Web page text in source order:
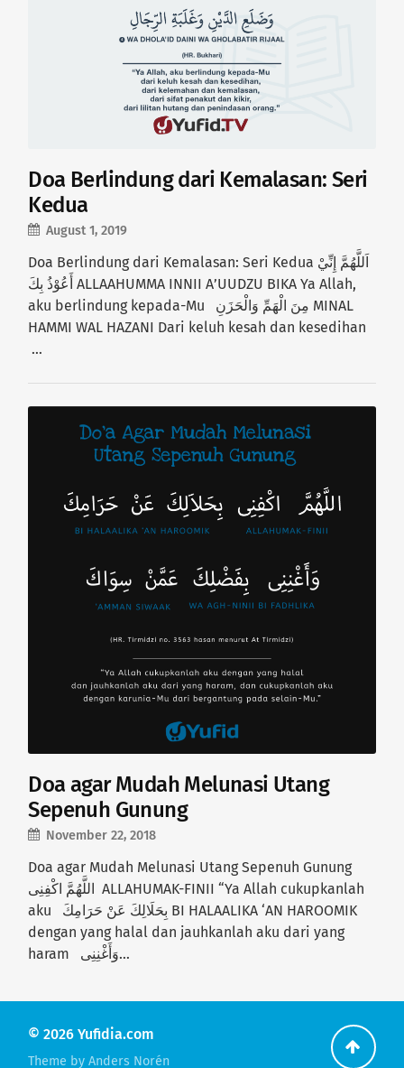
Doa Berlindung dari Kemalasan: Seri
Kedua
August 1, 2019
Doa Berlindung dari Kemalasan: Seri Kedua اَللَّهُمَّ إِنِّيْ
أَعُوْذُ بِكَ ALLAAHUMMA INNII A’UUDZU BIKA Ya Allah,
aku berlindung kepada-Mu مِنَ الْهَمِّ وَالْحَزَنِ MINAL
HAMMI WAL HAZANI Dari keluh kesah dan kesedihan
…
Doa agar Mudah Melunasi Utang
Sepenuh Gunung
November 22, 2018
Doa agar Mudah Melunasi Utang Sepenuh Gunung
اللَّهُمَّ اكْفِنِى ALLAHUMAK-FINII “Ya Allah cukupkanlah
aku بِحَلَالِكَ عَنْ حَرَامِكَ BI HALAALIKA ‘AN HAROOMIK
dengan yang halal dan jauhkanlah aku dari yang
haram وَأَغْنِنِى…
© 2026Yufidia.com
Theme byAnders Norén
Go